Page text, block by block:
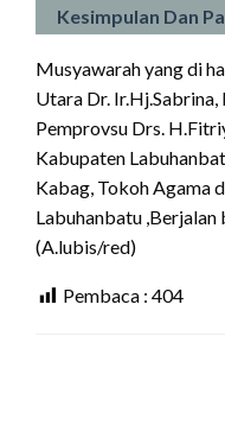
Kesimpulan Dan
Musyawarah yang di
Utara Dr.
Pemprovsu Drs.
Kabupaten
Kabag, Tokoh Agama
Labuhanbatu ,Berjalan
(A.lubis/red)
Pembaca : 404